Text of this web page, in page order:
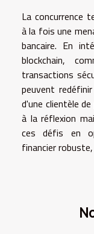
La concurrence
à la fois une
bancaire. En
blockchain,
transactions
peuvent
d'une clientèle
à la réflexion
ces défis en
financier